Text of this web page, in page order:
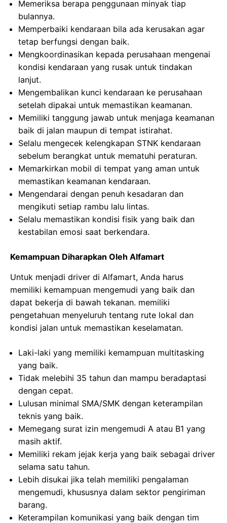
Memeriksa berapa penggunaan minyak tiap
bulannya.
Memperbaiki kendaraan bila ada kerusakan agar
tetap berfungsi dengan baik.
Mengkoordinasikan kepada perusahaan mengenai
kondisi kendaraan yang rusak untuk tindakan
lanjut.
Mengembalikan kunci kendaraan ke perusahaan
setelah dipakai untuk memastikan keamanan.
Memiliki tanggung jawab untuk menjaga keamanan
baik di jalan maupun di tempat istirahat.
Selalu mengecek kelengkapan STNK kendaraan
sebelum berangkat untuk mematuhi peraturan.
Memarkirkan mobil di tempat yang aman untuk
memastikan keamanan kendaraan.
Mengendarai dengan penuh kesadaran dan
mengikuti setiap rambu lalu lintas.
Selalu memastikan kondisi fisik yang baik dan
kestabilan emosi saat berkendara.
Kemampuan Diharapkan Oleh Alfamart
Untuk menjadi driver di Alfamart, Anda harus
memiliki kemampuan mengemudi yang baik dan
dapat bekerja di bawah tekanan. memiliki
pengetahuan menyeluruh tentang rute lokal dan
kondisi jalan untuk memastikan keselamatan.
Laki-laki yang memiliki kemampuan multitasking
yang baik.
Tidak melebihi 35 tahun dan mampu beradaptasi
dengan cepat.
Lulusan minimal SMA/SMK dengan keterampilan
teknis yang baik.
Memegang surat izin mengemudi A atau B1 yang
masih aktif.
Memiliki rekam jejak kerja yang baik sebagai driver
selama satu tahun.
Lebih disukai jika telah memiliki pengalaman
mengemudi, khususnya dalam sektor pengiriman
barang.
Keterampilan komunikasi yang baik dengan tim